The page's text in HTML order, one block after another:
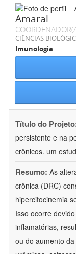
Amaral
CIÊNCIAS
Imunologia
Título do
persistente e na
crônicos. um
Resumo: As
crônica (DRC)
hipercitocinemia
Isso ocorre
inflamatórias,
ou do aumento